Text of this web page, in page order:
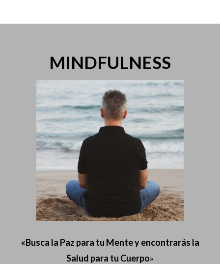
MINDFULNESS
«Busca la Paz para tu Mente y encontrarás la
Salud para tu Cuerpo»